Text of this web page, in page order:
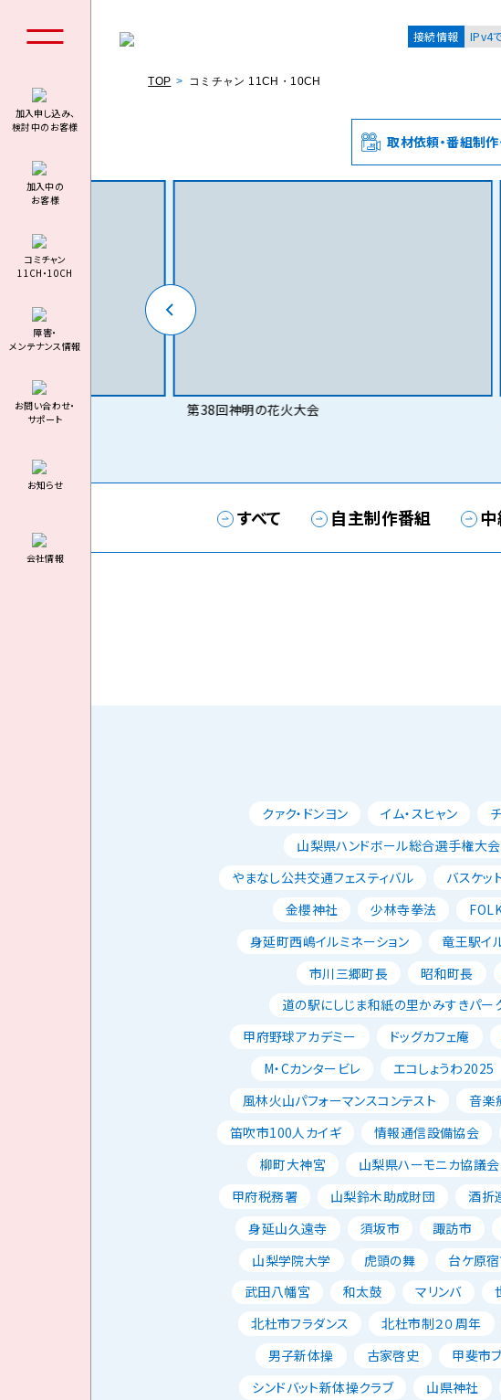
個人のお客様
接続情報 IPv4
加入申し込み、
検討中のお客様
加⼊中の
お客様
コミチャン
11CH・10CH
障害・
メンテナンス情報
お問い合わせ・
サポート
お知らせ
会社情報
TOP コミチャン 11CH・10CH
取材依頼・番組制
第38回神明の花火大会
すべて 自主制作番組
クァク・ドンヨン イム・スヒャン
山梨県ハンドボール総合選手権大会
やまなし公共交通フェスティバル
バスケッ
金櫻神社
少林寺拳法
身延町西嶋イルミネーション
竜王駅イ
市川三郷町長
昭和町長
道の駅にしじま和紙の里かみすきパー
甲府野球アカデミー
ドッグカフェ庵
M・Cカンタービレ
エコしょうわ2025
風林火山パフォーマンスコンテスト
音楽
笛吹市100人カイギ
情報通信設備協会
柳町大神宮
山梨県ハーモニカ協議会
甲府税務署
山梨鈴木助成財団 酒折
身延山久遠寺
須坂市 諏訪市
山梨学院大学
虎頭の舞 台ケ原
武田八幡宮
和太鼓 マリンバ
北杜市フラダンス
北杜市制２０周年
男子新体操
古家啓史 甲斐市
シンドバット新体操クラブ
山県神社